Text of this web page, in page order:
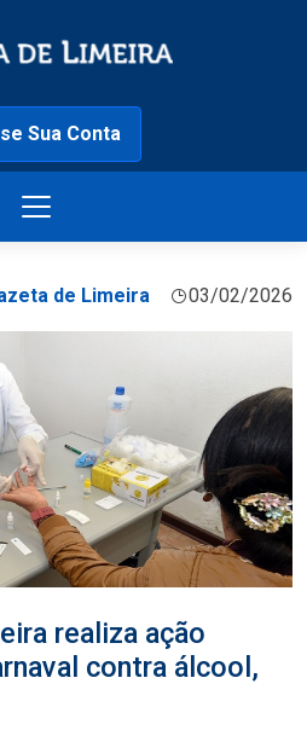
Sua Conta
de Limeira 03/02/2026
realiza ação
contra álcool,